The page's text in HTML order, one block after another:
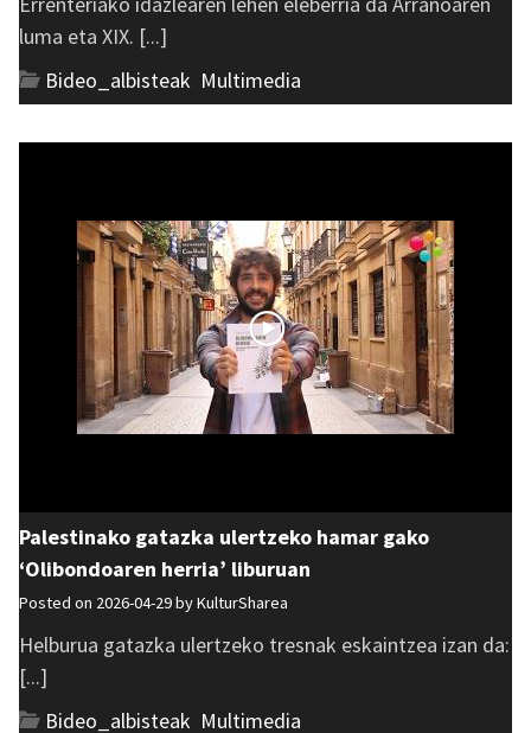
luma eta XIX. [...]
Bideo_albisteak Multimedia
Palestinako gatazka ulertzeko hamar gako
‘Olibondoaren herria’ liburuan
Posted on 2026-04-29 byKulturSharea
Helburua gatazka ulertzeko tresnak eskaintzea izan da:
[...]
Bideo_albisteak Multimedia